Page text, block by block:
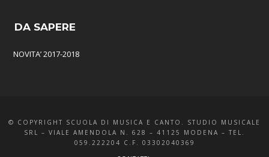
DA SAPERE
NOVITA’ 2017-2018
© COPYRIGHT SCUOLA DI MUSICA E CANTO. STUDIO MUSICALE
SRL – VIALE AMENDOLA N. 628 – 41125 MODENA – TEL.
059.222204 C.F. 03302040369